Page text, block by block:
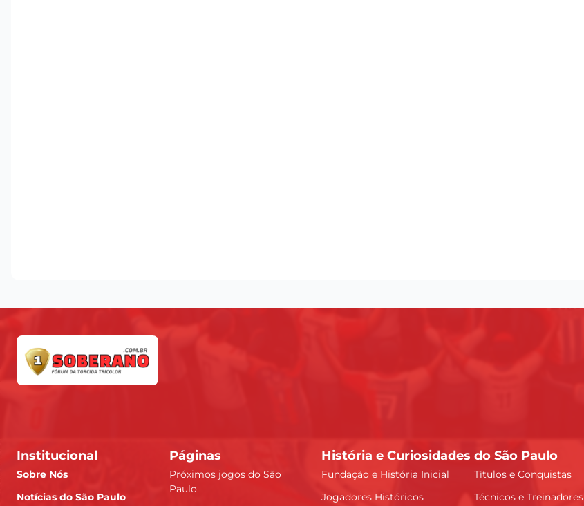
Institucional
Sobre Nós
Notícias do São Paulo
Páginas
Próximos jogos do São
Paulo
História e Curiosidades do São Paulo
Fundação e História Inicial
Títulos e Conquistas
Jogadores Históricos
Técnicos e Treinadores